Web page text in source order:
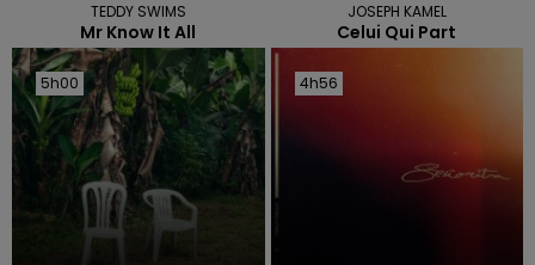
TEDDY SWIMS
Mr Know It All
JOSEPH KAMEL
Celui Qui Part
5h00
5h00 4h56
4h56